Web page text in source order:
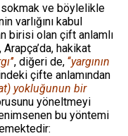
sokmak ve böylelikle
varlığını kabul
birisi olan çift anlamlı
hakikat
’, diğeri de, ‘‘yargının
çifte anlamından
yokluğunun bir
yöneltmeyi
bu yöntemi